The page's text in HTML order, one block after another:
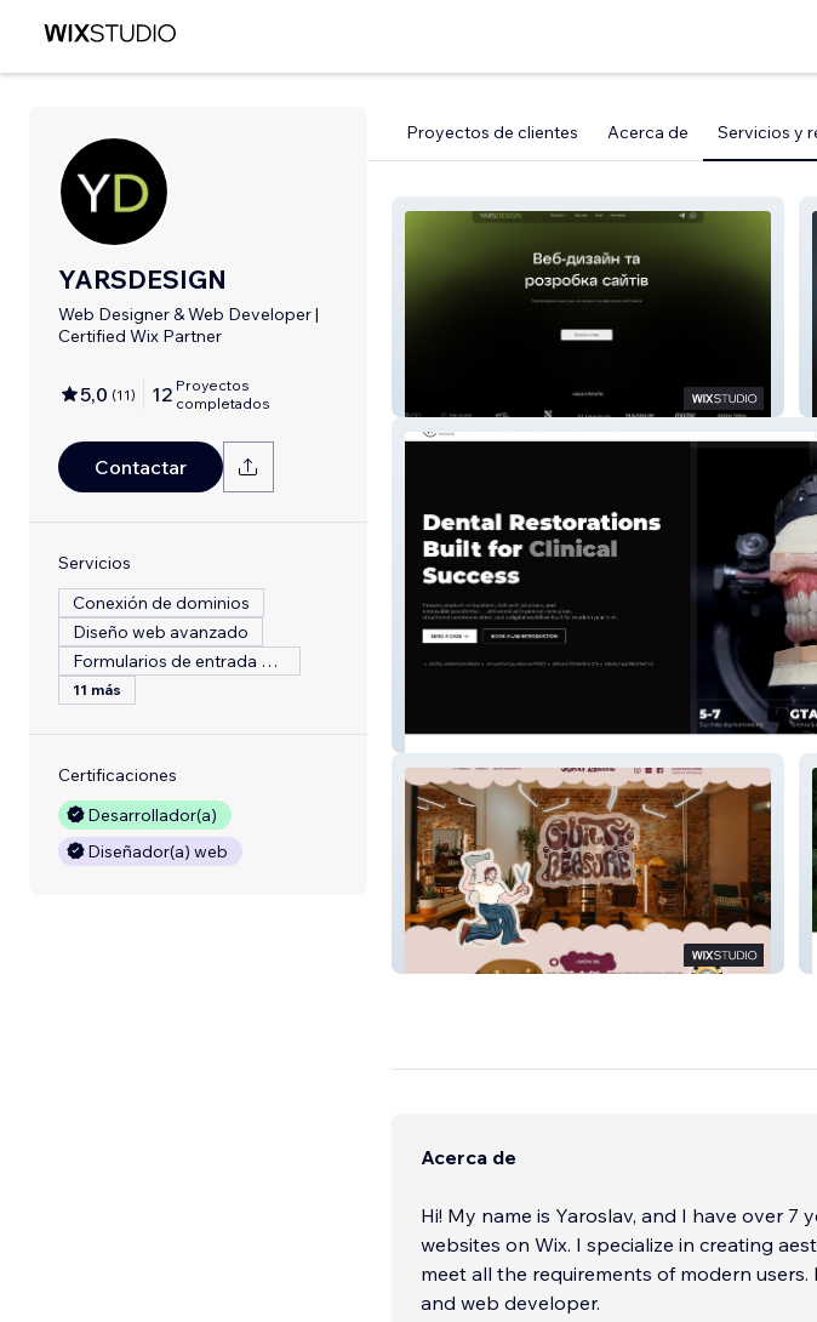
YARSDESIGN
Web Designer & Web Developer |
Certified Wix Partner
5,0 (11) 12 Proyectos
completados
Contactar
Servicios
Conexión de dominios
Diseño web avanzado
Formularios de entrada personalizados
11 más
Certificaciones
Desarrollador(a)
Diseñador(a) web
Proyectos de clientes Acerca de Servicios y
Creative Dental Studio
Guilty Pleasure
Acerca de
Hi! My name is Yaroslav, and I have over 7
websites on Wix. I specialize in creating
meet all the requirements of modern
and web developer.